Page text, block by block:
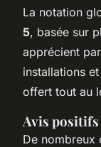
La notation
5, basée sur
apprécient
installations
offert tout au
Avis positifs
De nombreux